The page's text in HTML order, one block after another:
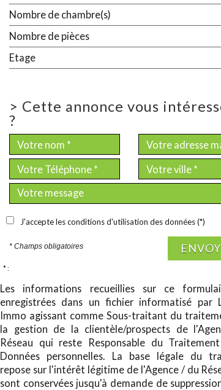
Nombre de chambre(s)
Nombre de pièces
Etage
> Cette annonce vous
?
J'accepte les conditions d'utilisation des données (*)
* Champs obligatoires
* :
Les informations recueillies sur ce
enregistrées dans un fichier informatisé par
Immo agissant comme Sous-traitant du
la gestion de la clientèle/prospects de
Réseau qui reste Responsable du
Données personnelles. La base légale du
repose sur l'intérêt légitime de l'Agence / du
sont conservées jusqu'à demande de